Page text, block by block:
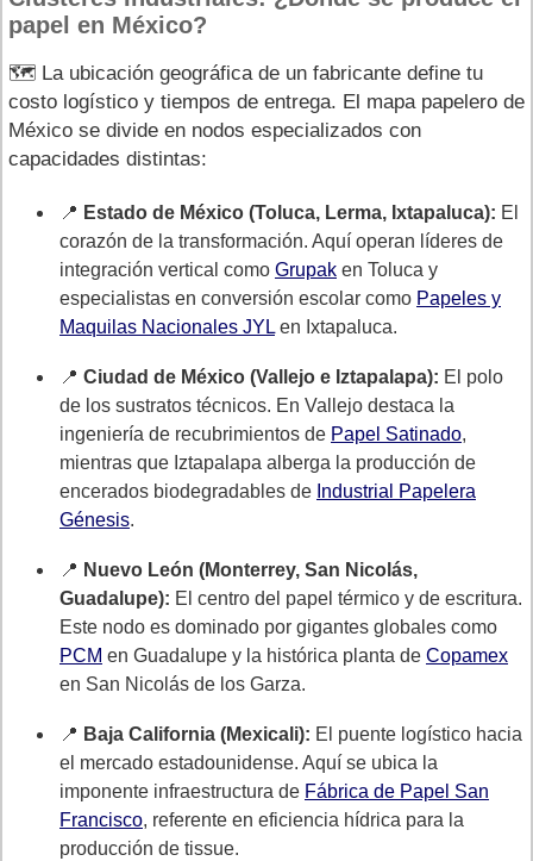
papel en México?
🗺️ La ubicación geográfica de un fabricante define tu
costo logístico y tiempos de entrega. El mapa papelero de
México se divide en nodos especializados con
capacidades distintas:
📍 Estado de México (Toluca, Lerma, Ixtapaluca): El
corazón de la transformación. Aquí operan líderes de
integración vertical como Grupak en Toluca y
especialistas en conversión escolar como Papeles y
Maquilas Nacionales JYL en Ixtapaluca.
📍 Ciudad de México (Vallejo e Iztapalapa): El polo
de los sustratos técnicos. En Vallejo destaca la
ingeniería de recubrimientos de Papel Satinado,
mientras que Iztapalapa alberga la producción de
encerados biodegradables de Industrial Papelera
Génesis.
📍 Nuevo León (Monterrey, San Nicolás,
Guadalupe): El centro del papel térmico y de escritura.
Este nodo es dominado por gigantes globales como
PCM en Guadalupe y la histórica planta de Copamex
en San Nicolás de los Garza.
📍 Baja California (Mexicali): El puente logístico hacia
el mercado estadounidense. Aquí se ubica la
imponente infraestructura de Fábrica de Papel San
Francisco, referente en eficiencia hídrica para la
producción de tissue.